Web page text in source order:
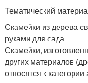
Тематический
Скамейки из дерева
руками для сада
Скамейки,
других материалов
относятся к